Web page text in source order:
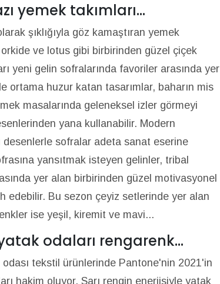
yemek takımları...
şıklığıyla göz kamaştıran yemek
ve lotus gibi birbirinden güzel çiçek
yeni gelin sofralarında favoriler arasında yer
ortama huzur katan tasarımlar, baharın mis
masalarında geleneksel izler görmeyi
yana kullanabilir. Modern
sofralar adeta sanat eserine
yansıtmak isteyen gelinler, tribal
yer alan birbirinden güzel motivasyonel
edebilir. Bu sezon çeyiz setlerinde yer alan
ise yeşil, kiremit ve mavi...
odaları rengarenk...
tekstil ürünlerinde Pantone'nin 2021'in
hakim oluyor. Sarı rengin enerjisiyle yatak